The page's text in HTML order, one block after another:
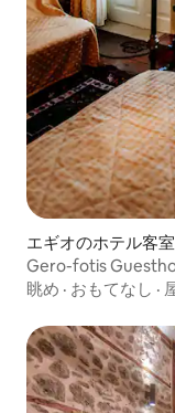
エギオのホテル客室
Gero-fotis
眺め · おもてなし ·